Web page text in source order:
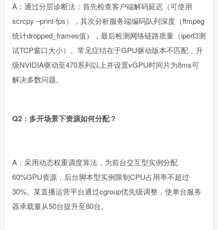
A：通过分层诊断法：首先检查客户端解码延迟（可使用
scrcpy –print-fps），其次分析服务端编码队列深度（ffmpeg
统计dropped_frames值），最后检测网络链路质量（iperf3测
试TCP窗口大小）。常见症结在于GPU驱动版本不匹配，升
级NVIDIA驱动至470系列以上并设置vGPU时间片为8ms可
解决多数问题。
Q2：多开场景下资源如何分配？
A：采用动态权重调度算法，为前台交互型实例分配
60%GPU资源，后台脚本型实例限制CPU占用率不超过
30%。某直播运营平台通过cgroup优先级调整，使单台服务
器承载量从50台提升至80台。